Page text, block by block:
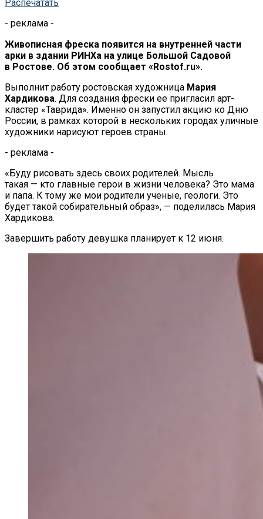
Распечатать
- реклама -
Живописная фреска появится на внутренней части
арки в здании РИНХа на улице Большой Садовой
в Ростове. Об этом сообщает «Rostof.ru».
Выполнит работу ростовская художница Мария
Хардикова. Для создания фрески ее пригласил арт-
кластер «Таврида». Именно он запустил акцию ко Дню
России, в рамках которой в нескольких городах уличные
художники нарисуют героев страны.
- реклама -
«Буду рисовать здесь своих родителей. Мысль
такая — кто главные герои в жизни человека? Это мама
и папа. К тому же мои родители ученые, геологи. Это
будет такой собирательный образ», — поделилась Мария
Хардикова.
Завершить работу девушка планирует к 12 июня.